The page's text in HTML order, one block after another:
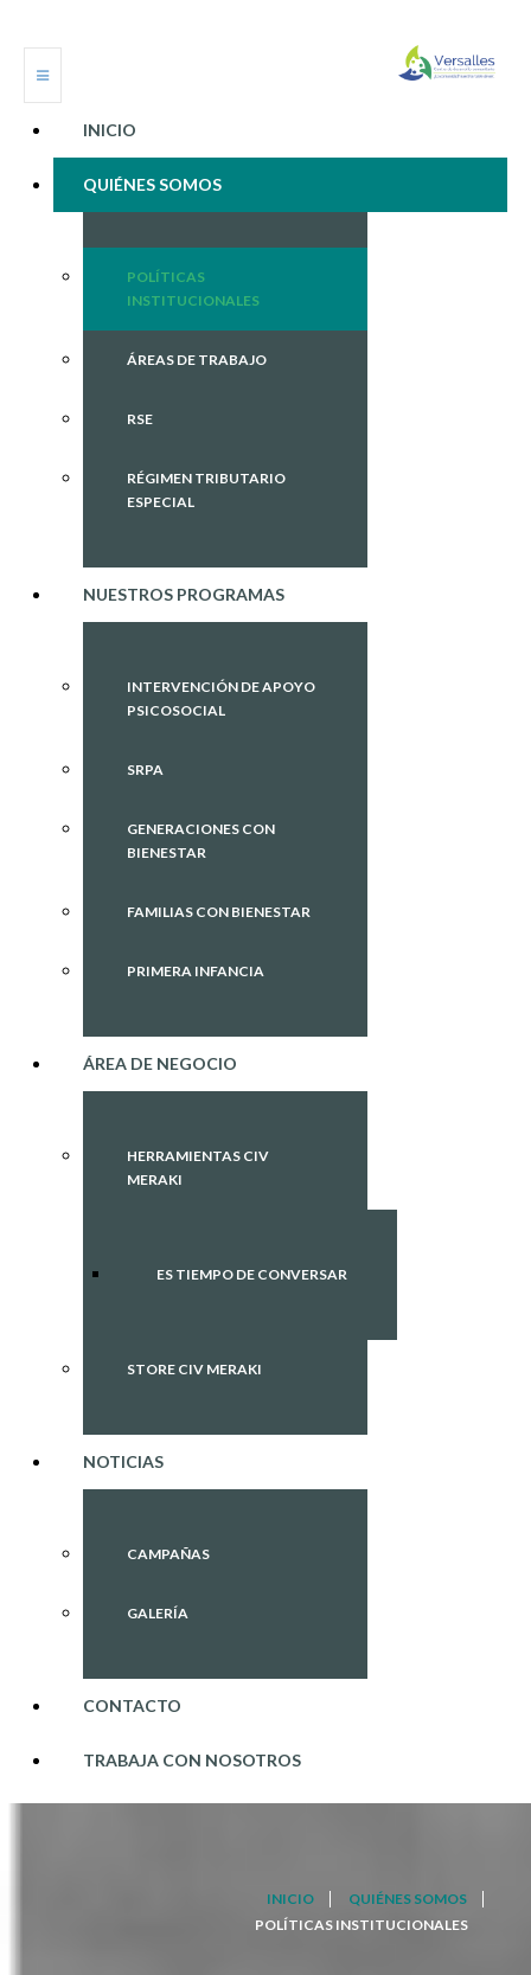
INICIO
QUIÉNES SOMOS
POLÍTICAS
INSTITUCIONALES
ÁREAS DE TRABAJO
RSE
RÉGIMEN TRIBUTARIO
ESPECIAL
NUESTROS PROGRAMAS
INTERVENCIÓN DE APOYO
PSICOSOCIAL
SRPA
GENERACIONES CON
BIENESTAR
FAMILIAS CON BIENESTAR
PRIMERA INFANCIA
ÁREA DE NEGOCIO
HERRAMIENTAS CIV
MERAKI
ES TIEMPO DE CONVERSAR
STORE CIV MERAKI
NOTICIAS
CAMPAÑAS
GALERÍA
CONTACTO
TRABAJA CON NOSOTROS
INICIO
QUIÉNES SOMOS
POLÍTICAS INSTITUCIONALES